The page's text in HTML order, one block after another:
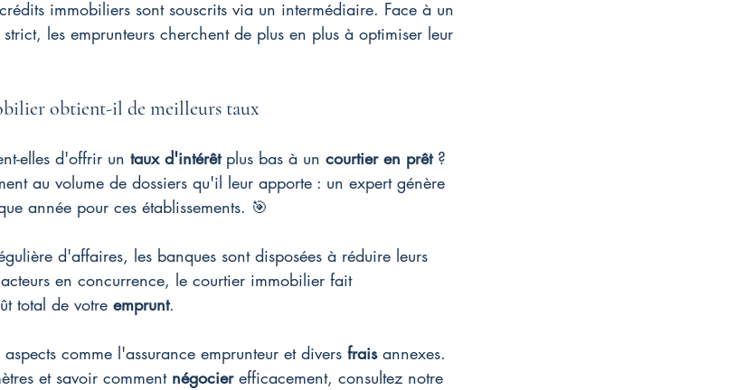
immobiliers sont souscrits via un intermédiaire. Face à un
les emprunteurs cherchent de plus en plus à optimiser leur
obtient-il de meilleurs taux
elles d'offrir un taux d'intérêt plus bas à un courtier en prêt ?
au volume de dossiers qu'il leur apporte : un expert génère
année pour ces établissements. 🎯
d'affaires, les banques sont disposées à réduire leurs
en concurrence, le courtier immobilier fait
total de votre emprunt.
comme l'assurance emprunteur et divers frais annexes.
et savoir comment négocier efficacement, consultez notre